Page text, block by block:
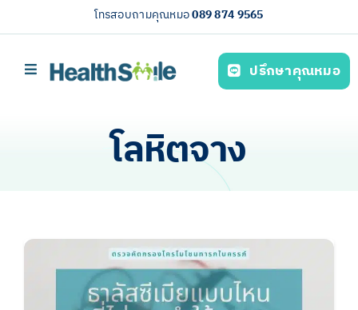
to
โทรสอบถามคุณหมอ089 874 9565
Toggle
บริการของเรา (Our services)
ไทย
ปรึกษาคุณหมอ
โลหิตจาง